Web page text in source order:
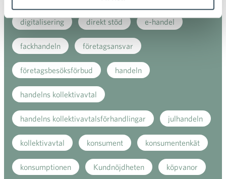
digitalisering direkt stöd e-handel
fackhandeln företagsansvar
företagsbesöksförbud handeln
handelns kollektivavtal
handelns kollektivavtalsförhandlingar julhandeln
kollektivavtal konsument konsumentenkät
konsumptionen Kundnöjdheten köpvanor